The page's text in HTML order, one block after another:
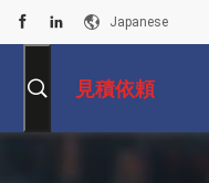
Japanese
見積依頼